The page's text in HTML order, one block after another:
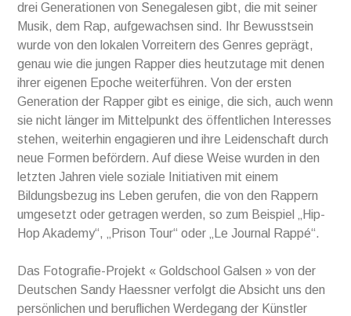
drei Generationen von Senegalesen gibt, die mit seiner
Musik, dem Rap, aufgewachsen sind. Ihr Bewusstsein
wurde von den lokalen Vorreitern des Genres geprägt,
genau wie die jungen Rapper dies heutzutage mit denen
ihrer eigenen Epoche weiterführen. Von der ersten
Generation der Rapper gibt es einige, die sich, auch wenn
sie nicht länger im Mittelpunkt des öffentlichen Interesses
stehen, weiterhin engagieren und ihre Leidenschaft durch
neue Formen befördern. Auf diese Weise wurden in den
letzten Jahren viele soziale Initiativen mit einem
Bildungsbezug ins Leben gerufen, die von den Rappern
umgesetzt oder getragen werden, so zum Beispiel „Hip-
Hop Akademy“, „Prison Tour“ oder „Le Journal Rappé“.
Das Fotografie-Projekt « Goldschool Galsen » von der
Deutschen Sandy Haessner verfolgt die Absicht uns den
persönlichen und beruflichen Werdegang der Künstler